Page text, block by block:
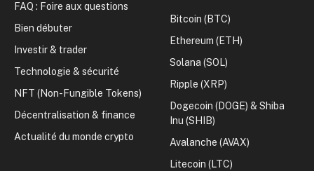
FAQ : Foire aux questions
Bien débuter
Investir & trader
Technologie & sécurité
NFT (Non-Fungible Tokens)
Décentralisation & finance
Actualité du monde crypto
Bitcoin (BTC)
Ethereum (ETH)
Solana (SOL)
Ripple (XRP)
Dogecoin (DOGE) & Shiba
Inu (SHIB)
Avalanche (AVAX)
Litecoin (LTC)